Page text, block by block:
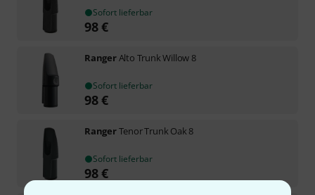
Sofort lieferbar
98€
RangerAlto Trunk Willow 8
Sofort lieferbar
98€
RangerTenor Trunk Oak 8
Sofort lieferbar
98€